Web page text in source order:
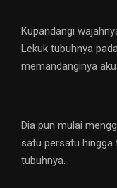
Kupandangi
Lekuk tubuhnya
memandanginya
Dia pun mulai
satu persatu hingga
tubuhnya.